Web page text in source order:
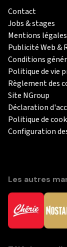
Contact
Jobs & stages
Mentions légales
Publicité Web &
Conditions
Politique de vie
Règlement des
Site NGroup
Déclaration
Politique de
Configuration
Les autres